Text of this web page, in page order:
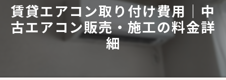
賃貸エアコン取り付け費用｜中
古エアコン販売・施工の料金詳
細